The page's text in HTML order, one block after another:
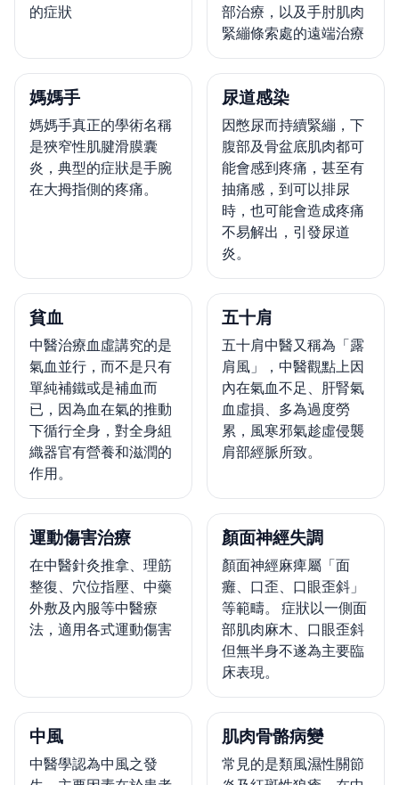
的症狀
部治療，以及手肘肌肉
緊繃條索處的遠端治療
媽媽手
媽媽手真正的學術名稱
是狹窄性肌腱滑膜囊
炎，典型的症狀是手腕
在大拇指側的疼痛。
尿道感染
因憋尿而持續緊繃，下
腹部及骨盆底肌肉都可
能會感到疼痛，甚至有
抽痛感，到可以排尿
時，也可能會造成疼痛
不易解出，引發尿道
炎。
貧血
中醫治療血虛講究的是
氣血並行，而不是只有
單純補鐵或是補血而
已，因為血在氣的推動
下循行全身，對全身組
織器官有營養和滋潤的
作用。
五十肩
五十肩中醫又稱為「露
肩風」，中醫觀點上因
內在氣血不足、肝腎氣
血虛損、多為過度勞
累，風寒邪氣趁虛侵襲
肩部經脈所致。
運動傷害治療
在中醫針灸推拿、理筋
整復、穴位指壓、中藥
外敷及內服等中醫療
法，適用各式運動傷害
顏面神經失調
顏面神經麻痺屬「面
癱、口歪、口眼歪斜」
等範疇。 症狀以一側面
部肌肉麻木、口眼歪斜
但無半身不遂為主要臨
床表現。
中風
中醫學認為中風之發
肌肉骨骼病變
常見的是類風濕性關節